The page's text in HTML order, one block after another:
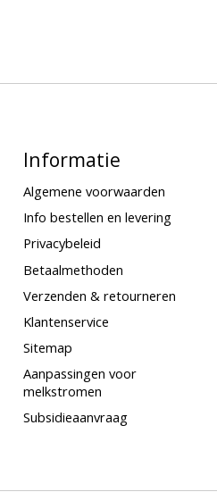
Informatie
Algemene voorwaarden
Info bestellen en levering
Privacybeleid
Betaalmethoden
Verzenden & retourneren
Klantenservice
Sitemap
Aanpassingen voor
melkstromen
Subsidieaanvraag